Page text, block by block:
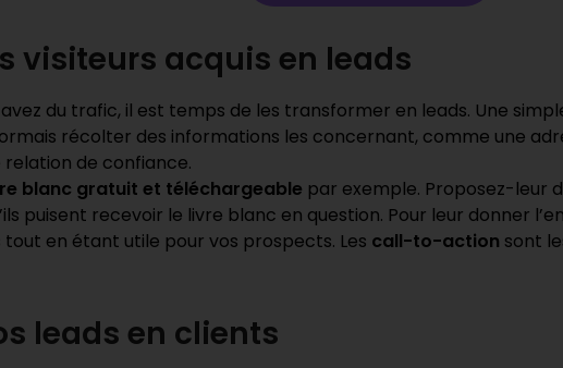
visiteurs acquis en leads
du trafic, il est temps de les transformer en leads. Une
récolter des informations les concernant, comme une
de confiance.
blanc gratuit et téléchargeable par exemple. Proposez-leur
puisent recevoir le livre blanc en question. Pour leur donner
en étant utile pour vos prospects. Les call-to-action sont
leads en clients